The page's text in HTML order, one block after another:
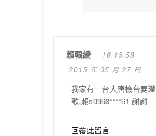
賴珮綾
16:15:58
2015 年 05 月 27 日
我家有一台大唐機台要灌
歌,賴s0963****61 謝謝
回覆此留言